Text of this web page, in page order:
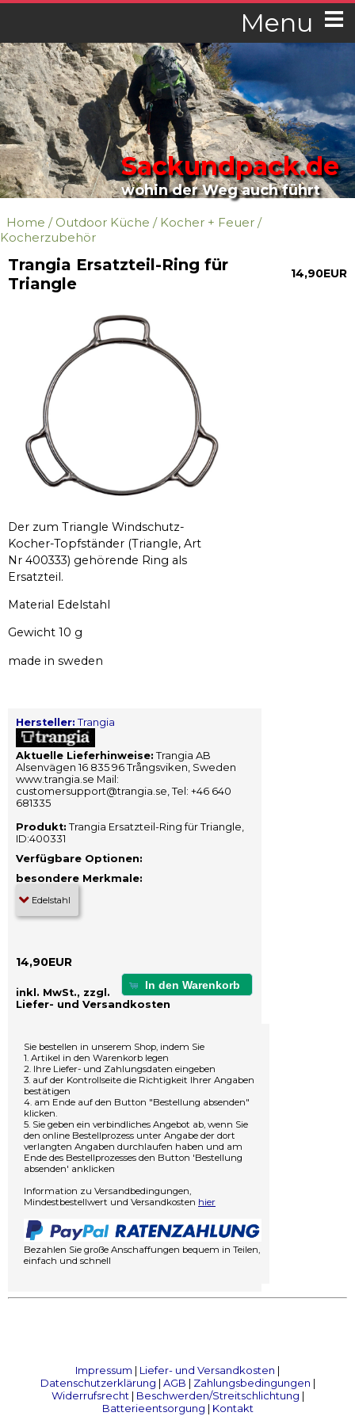
Menu
Sackundpack.de
wohin der Weg auch führt
Home / Outdoor Küche / Kocher + Feuer /
Kocherzubehör
14,90EUR
Trangia Ersatzteil-Ring für
Triangle
Der zum Triangle Windschutz-
Kocher-Topfständer (Triangle, Art
Nr 400333) gehörende Ring als
Ersatzteil.
Material Edelstahl
Gewicht 10 g
made in sweden
Hersteller: Trangia
Aktuelle Lieferhinweise: Trangia AB
Alsenvägen 16 835 96 Trångsviken, Sweden
www.trangia.se Mail:
customersupport@trangia.se, Tel: +46 640
681335
Produkt: Trangia Ersatzteil-Ring für Triangle,
ID:400331
Verfügbare Optionen:
besondere Merkmale:
14,90EUR
In den Warenkorb
inkl. MwSt., zzgl.
Liefer- und Versandkosten
Sie bestellen in unserem Shop, indem Sie
1. Artikel in den Warenkorb legen
2. Ihre Liefer- und Zahlungsdaten eingeben
3. auf der Kontrollseite die Richtigkeit Ihrer Angaben
bestätigen
4. am Ende auf den Button "Bestellung absenden"
klicken.
5. Sie geben ein verbindliches Angebot ab, wenn Sie
den online Bestellprozess unter Angabe der dort
verlangten Angaben durchlaufen haben und am
Ende des Bestellprozesses den Button 'Bestellung
absenden' anklicken
Information zu Versandbedingungen,
Mindestbestellwert und Versandkosten hier
Bezahlen Sie große Anschaffungen bequem in Teilen,
einfach und schnell
Impressum | Liefer- und Versandkosten |
Datenschutzerklärung | AGB | Zahlungsbedingungen |
Widerrufsrecht| Beschwerden/Streitschlichtung |
Batterieentsorgung | Kontakt